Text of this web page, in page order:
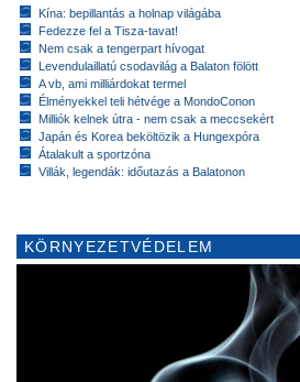
Kína: bepillantás a holnap világába
Fedezze fel a Tisza-tavat!
Nem csak a tengerpart hívogat
Levendulaillatú csodavilág a Balaton fölött
A vb, ami milliárdokat termel
Élményekkel teli hétvége a MondoConon
Milliók kelnek útra - nem csak a meccsekért
Japán és Korea beköltözik a Hungexpóra
Átalakult a sportzóna
Villák, legendák: időutazás a Balatonon
KÖRNYEZETVÉDELEM